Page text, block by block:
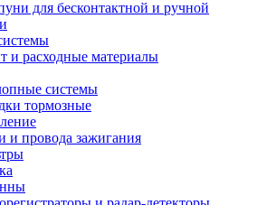
для бесконтактной и ручной
и расходные материалы
системы
тормозные
и провода зажигания